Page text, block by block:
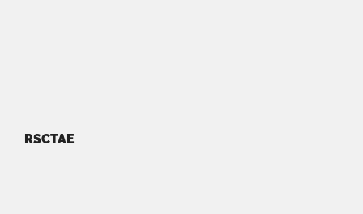
RSCTAE